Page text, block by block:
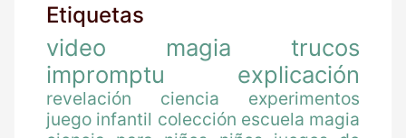
Etiquetas
video magia
trucos
impromptu
explicación
revelación ciencia
experimentos
juego infantil colección escuela magia